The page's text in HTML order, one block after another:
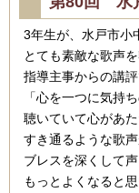
3年生が、水戸市小
とても素敵な歌声
指導主事からの講評
「心を一つに気持
聴いていて心があ
すき通るような歌
ブレスを深くして
もっとよくなると思